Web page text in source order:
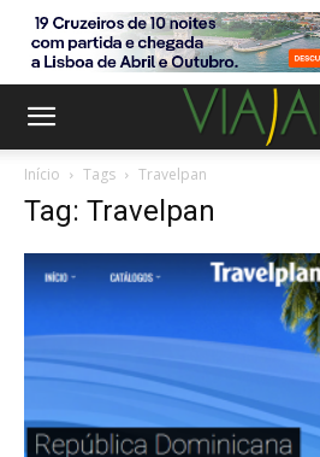
Início Tags Travelpan
Tag: Travelpan